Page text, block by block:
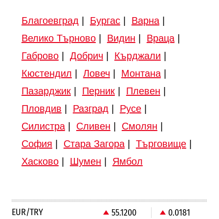
Благоевград Бургас| Варна|
Велико Търново| Видин Враца|
Габрово| Добрич Кърджали
Кюстендил
Ловеч Монтана|
Пазарджик| Перник| Плевен
Пловдив
Разград Русе|
Силистра| Сливен Смолян
София
Стара Загора| Търговище|
Хасково| Шумен Ямбол
EUR/TRY 55.1200
0.0181